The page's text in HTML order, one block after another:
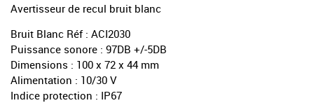
Avertisseur de recul bruit blanc
Bruit Blanc Réf : ACI2030
Puissance sonore : 97DB +/-5DB
Dimensions : 100 x 72 x 44 mm
Alimentation : 10/30 V
Indice protection : IP67